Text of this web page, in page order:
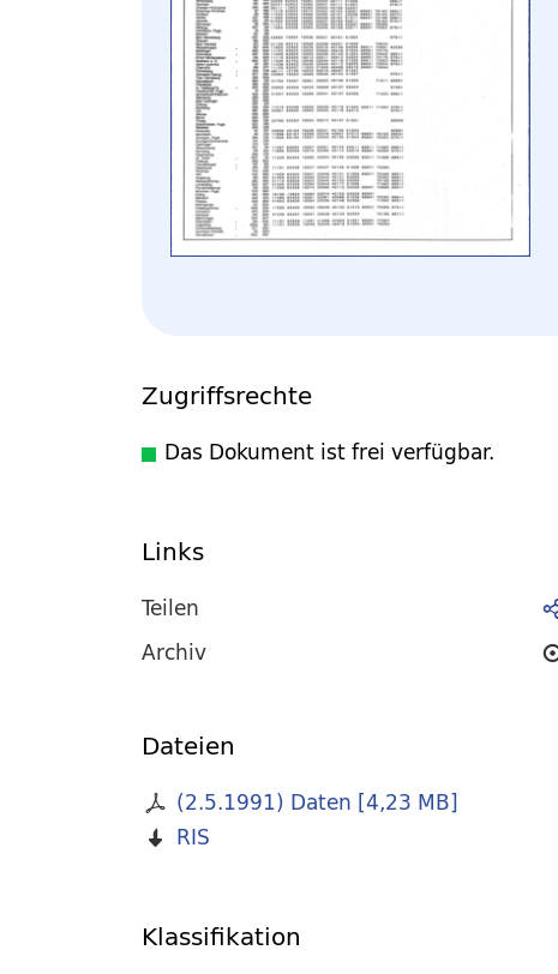
Zugriffsrechte
Das Dokument ist frei verfügbar.
Links
Teilen
Archiv
Dateien
(2.5.1991) Daten [4,23 MB]
RIS
Klassifikation